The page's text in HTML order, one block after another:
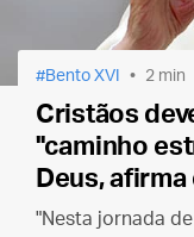
Bento XVI 2 min
Cristãos
"caminho
Deus, afirma
"Nesta jornada